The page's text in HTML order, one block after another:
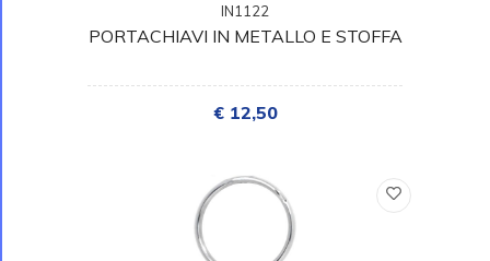
IN1122
PORTACHIAVI IN METALLO E STOFFA
€ 12,50